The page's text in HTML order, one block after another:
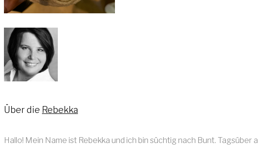
Über die Rebekka
Hallo! Mein Name ist Rebekka und ich bin süchtig nach Bunt.